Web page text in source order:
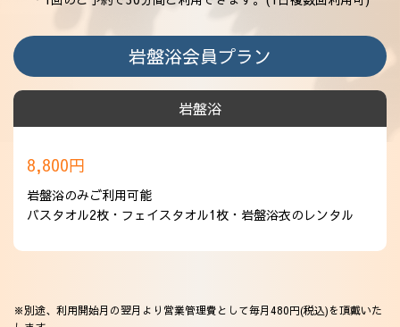
岩盤浴会員プラン
岩盤浴
8,800円
岩盤浴のみご利用可能
バスタオル2枚・フェイスタオル1枚・岩盤浴衣のレンタル
※別途、利用開始月の翌月より営業管理費として毎月480円(税込)を頂戴いた